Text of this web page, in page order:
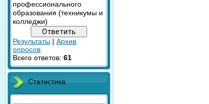
профессионального
образования (техникумы и
колледжи)
Результаты | Архив
опросов
Всего ответов: 61
Статистика